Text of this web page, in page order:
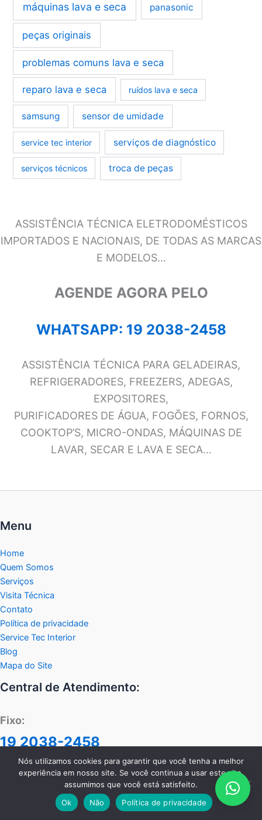
máquinas lava e seca panasonic
peças originais
problemas comuns lava e seca
reparo lava e seca ruídos lava e seca
samsung sensor de umidade
service tec interior serviços de diagnóstico
serviços técnicos troca de peças
ASSISTÊNCIA TÉCNICA ELETRODOMÉSTICOS
IMPORTADOS E NACIONAIS, DE TODAS AS MARCAS
E MODELOS…
AGENDE AGORA PELO
WHATSAPP: 19 2038-2458
ASSISTÊNCIA TÉCNICA PARA GELADEIRAS,
REFRIGERADORES, FREEZERS, ADEGAS,
EXPOSITORES,
PURIFICADORES DE ÁGUA, FOGÕES, FORNOS,
COOKTOP’S, MICRO-ONDAS, MÁQUINAS DE
LAVAR, SECAR E LAVA E SECA…
Menu
Home
Quem Somos
Serviços
Visita Técnica
Contato
Política de privacidade
Service Tec Interior
Blog
Mapa do Site
Central de Atendimento:
Fixo:
19 2038-2458
WhastApp:
11 99117-1220
Nós utilizamos cookies para garantir que você tenha a melhor
experiência em nosso site. Se você continua a usar este site,
assumimos que você está satisfeito.
Ok
Não Política de privacidade